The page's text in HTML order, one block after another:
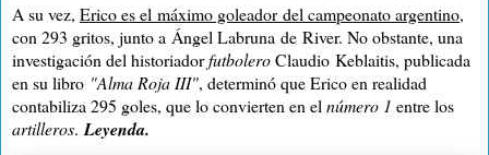
A su vez, Erico es el máximo goleador del campeonato argentino,
con 293 gritos, junto a Ángel Labruna de River. No obstante, una
investigación del historiadorfutboleroClaudio Keblaitis, publicada
en su libro "Alma Roja III", determinó que Erico en realidad
contabiliza 295 goles, que lo convierten en el número 1 entre los
artilleros. Leyenda.